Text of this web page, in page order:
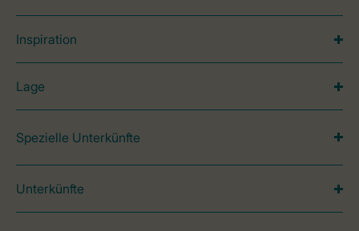
Inspiration
Lage
Spezielle Unterkünfte
Unterkünfte